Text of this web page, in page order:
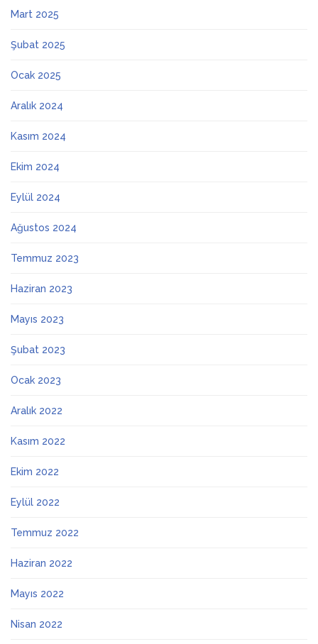
Mart 2025
Şubat 2025
Ocak 2025
Aralık 2024
Kasım 2024
Ekim 2024
Eylül 2024
Ağustos 2024
Temmuz 2023
Haziran 2023
Mayıs 2023
Şubat 2023
Ocak 2023
Aralık 2022
Kasım 2022
Ekim 2022
Eylül 2022
Temmuz 2022
Haziran 2022
Mayıs 2022
Nisan 2022